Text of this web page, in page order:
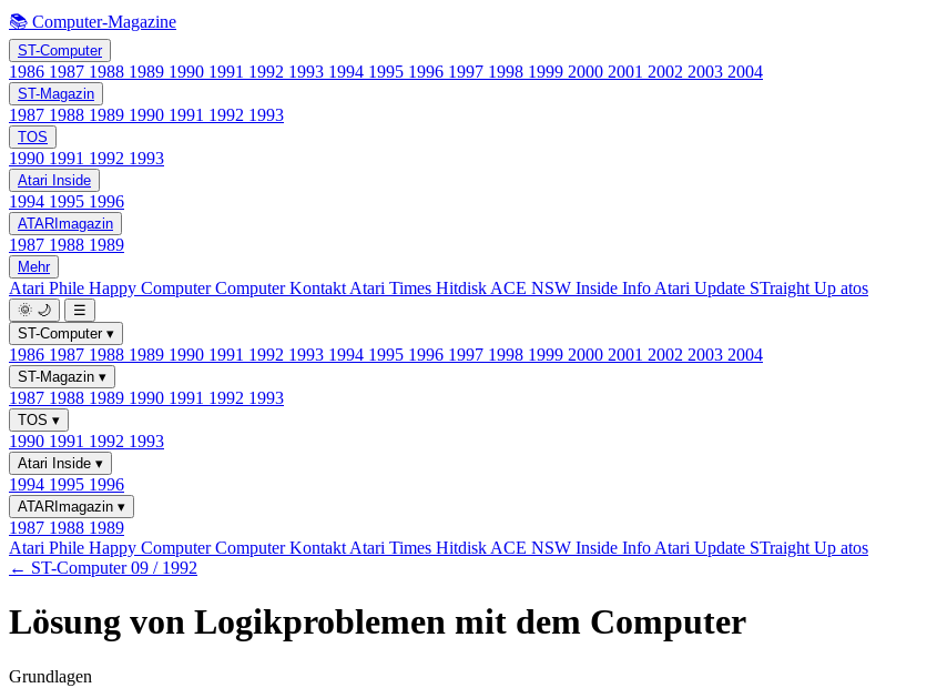
📚 Computer-Magazine
ST-Computer
1986 1987 1988 1989 1990 1991 1992 1993 1994 1995 1996 1997 1998 1999 2000 2001 2002 2003 2004
ST-Magazin
1987 1988 1989 1990 1991 1992 1993
TOS
1990 1991 1992 1993
Atari Inside
1994 1995 1996
ATARImagazin
1987 1988 1989
Mehr
Atari Phile Happy ComputerComputer Kontakt Atari Times Hitdisk ACE NSW Inside Info Atari Update STraight Up atos
🌞 🌙
☰
ST-Computer ▾
1986 1987 1988 1989 1990 1991 1992 1993 1994 1995 1996 1997 1998 1999 2000 2001 2002 2003 2004
ST-Magazin ▾
1987 1988 1989 1990 1991 1992 1993
TOS ▾
1990 1991 1992 1993
Atari Inside ▾
1994 1995 1996
ATARImagazin ▾
1987 1988 1989
Atari Phile Happy ComputerComputer Kontakt Atari Times Hitdisk ACE NSW Inside Info Atari Update STraight Up atos
← ST-Computer 09 / 1992
Lösung von Logikproblemen mit dem Computer
Grundlagen